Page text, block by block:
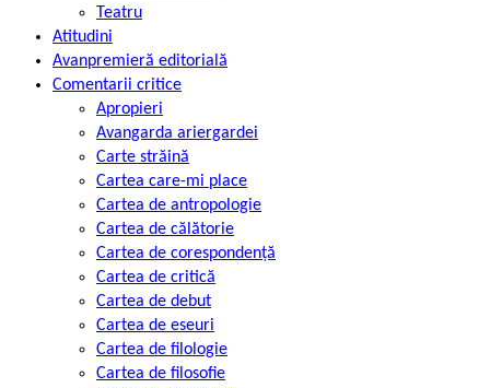
Teatru
Atitudini
Avanpremieră editorială
Comentarii critice
Apropieri
Avangarda ariergardei
Carte străină
Cartea care-mi place
Cartea de antropologie
Cartea de călătorie
Cartea de corespondență
Cartea de critică
Cartea de debut
Cartea de eseuri
Cartea de filologie
Cartea de filosofie